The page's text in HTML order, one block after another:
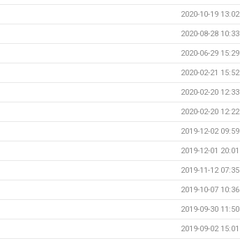
2020-10-19 13:02
2020-08-28 10:33
2020-06-29 15:29
2020-02-21 15:52
2020-02-20 12:33
2020-02-20 12:22
2019-12-02 09:59
2019-12-01 20:01
2019-11-12 07:35
2019-10-07 10:36
2019-09-30 11:50
2019-09-02 15:01